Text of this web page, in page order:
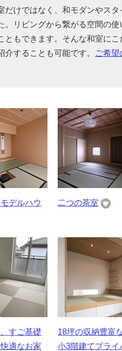
けではなく、和モダンやスタ
リビングから繋がる空間の
もできます。そんな和室に
することも可能です。
ご希望
デルハウ
二つの茶室
すご基礎
適なお家
18坪の収納豊富
小3階建てプライ